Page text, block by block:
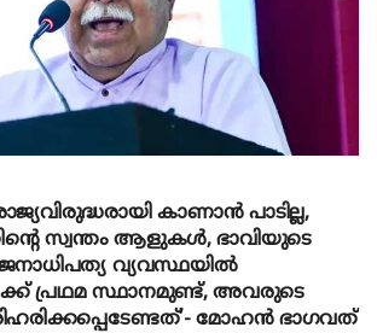
കാണാൻ പാടില്ല,
സ്വന്തം ആളുകൾ, ഭാവിയുടെ
വ്യവസ്ഥയിൽ
പ്രഥമ സ്ഥാനമുണ്ട്, അവരുടെ
മോഹൻ ഭാ​ഗവത്